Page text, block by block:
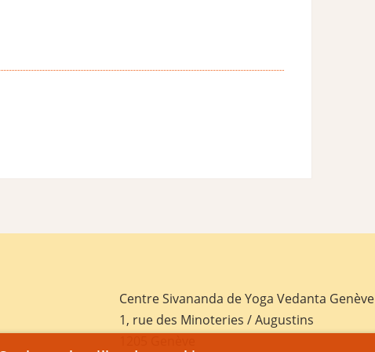
Centre Sivananda de Yoga Vedanta Genève
1, rue des Minoteries / Augustins